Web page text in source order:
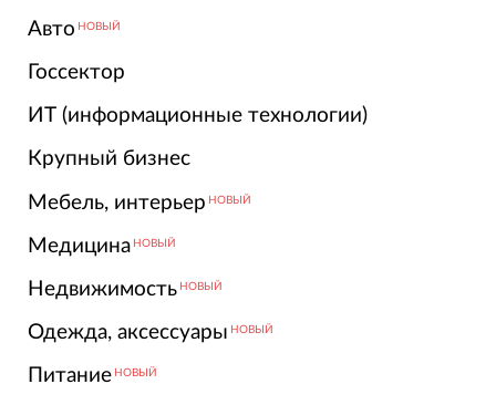
Авто НОВЫЙ
Госсектор
ИТ (информационные технологии)
Крупный бизнес
Мебель, интерьер НОВЫЙ
Медицина НОВЫЙ
Недвижимость НОВЫЙ
Одежда, аксессуары НОВЫЙ
Питание НОВЫЙ